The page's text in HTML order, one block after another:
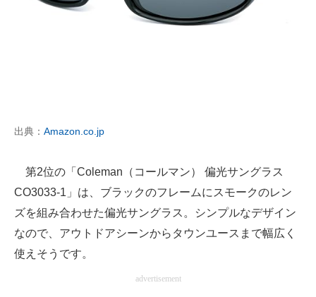
出典： Amazon.co.jp
第2位の「Coleman（コールマン） 偏光サングラス
CO3033-1」は、ブラックのフレームにスモークのレン
ズを組み合わせた偏光サングラス。シンプルなデザイン
なので、アウトドアシーンからタウンユースまで幅広く
使えそうです。
advertisement